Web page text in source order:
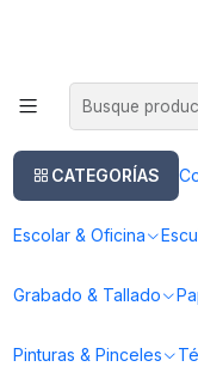
CATEGORÍAS
Escolar & Oficina
Grabado & Tallado
Pinturas & Pinceles
Este